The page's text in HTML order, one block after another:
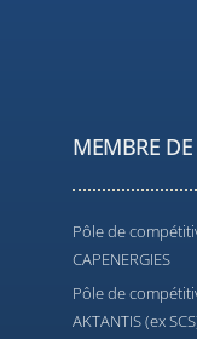
MEMBRE DE
Pôle de
CAPENERGIES
Pôle de
AKTANTIS (ex